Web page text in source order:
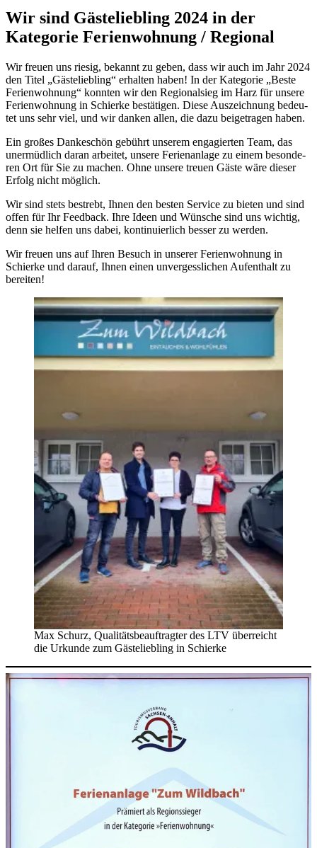
Wir sind Gästeliebling 2024 in der
Kategorie Ferienwohnung / Regional
Wir freuen uns riesig, bekannt zu geben, dass wir auch im Jahr 2024
den Titel „Gäste­lieb­ling“ erhal­ten haben! In der Katego­rie „Beste
Ferien­woh­nung“ konnten wir den Regional­sieg im Harz für unsere
Ferien­woh­nung in Schierke bestä­ti­gen. Diese Auszeich­nung bedeu­
tet uns sehr viel, und wir danken allen, die dazu beigetra­gen haben.
Ein großes Danke­schön gebührt unserem engagier­ten Team, das
unermüd­lich daran arbei­tet, unsere Ferien­an­lage zu einem beson­de­
ren Ort für Sie zu machen. Ohne unsere treuen Gäste wäre dieser
Erfolg nicht möglich.
Wir sind stets bestrebt, Ihnen den besten Service zu bieten und sind
offen für Ihr Feedback. Ihre Ideen und Wünsche sind uns wichtig,
denn sie helfen uns dabei, konti­nu­ier­lich besser zu werden.
Wir freuen uns auf Ihren Besuch in unserer Ferien­woh­nung in
Schierke und darauf, Ihnen einen unver­gess­li­chen Aufent­halt zu
bereiten!
Max Schurz, Quali­täts­be­auf­trag­ter des LTV überreicht
die Urkunde zum Gäste­lieb­ling in Schierke